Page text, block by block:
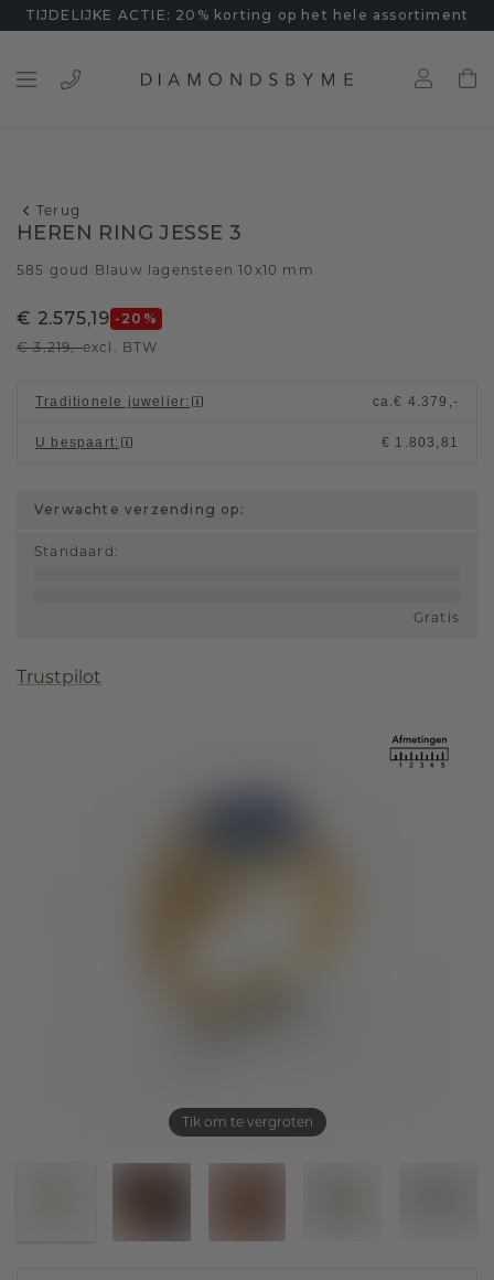
TIJDELIJKE ACTIE: 20% korting op het hele assortiment
Terug
Tik om te vergroten
HEREN RING JESSE 3
585 goud Blauw lagensteen 10x10 mm
€ 2.575,19 -20 %
€ 3.219,-excl. BTW
Traditionele juwelier: ca.€ 4.379,-
U bespaart: € 1.803,81
Verwachte verzending op:
Standaard :
Gratis
Trustpilot